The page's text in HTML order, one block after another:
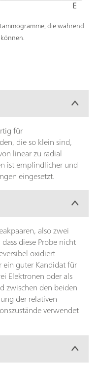
die während
für
die so klein sind,
linear zu radial
ist empfindlicher und
eingesetzt.
also zwei
diese Probe nicht
oxidiert
guter Kandidat für
Elektronen oder als
zwischen den beiden
der relativen
verwendet